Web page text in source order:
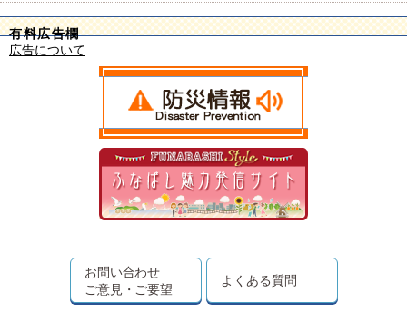
有料広告欄
広告について
お問い合わせ
ご意見・ご要望
よくある質問